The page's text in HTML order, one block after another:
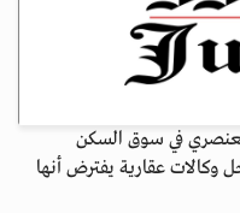
في سوق السكن
وكالات عقارية يفترض أنها